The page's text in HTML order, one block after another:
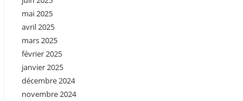
mai 2025
avril 2025
mars 2025
février 2025
janvier 2025
décembre 2024
novembre 2024